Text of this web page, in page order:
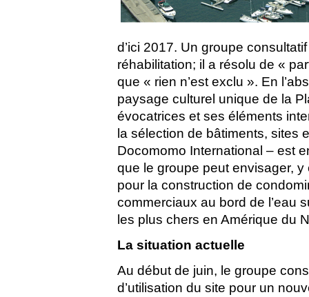
d’ici 2017. Un groupe
réhabilitation; il a résolu de «
que « rien n’est exclu ». En
paysage culturel unique de la
évocatrices et ses éléments
la sélection de bâtiments, sites
Docomomo International – est
que le groupe peut envisager,
pour la construction de
commerciaux au bord de l’eau
les plus chers en Amérique du
La situation actuelle
Au début de juin, le groupe
d’utilisation du site pour un